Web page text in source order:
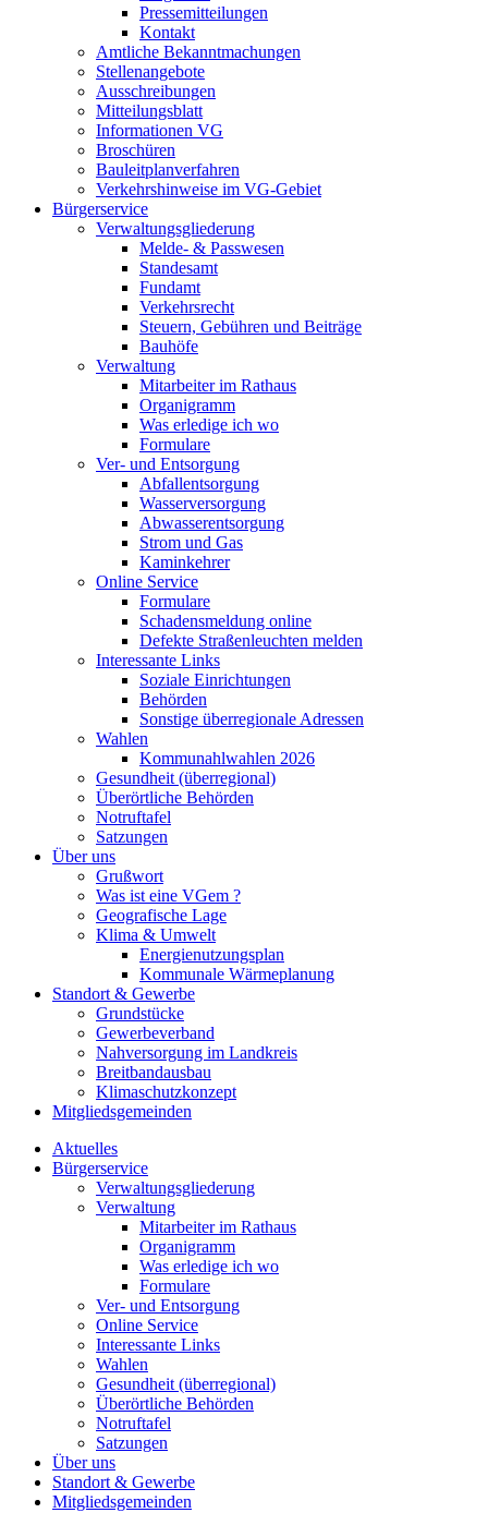
Pressemitteilungen
Kontakt
Amtliche Bekanntmachungen
Stellenangebote
Ausschreibungen
Mitteilungsblatt
Informationen VG
Broschüren
Bauleitplanverfahren
Verkehrshinweise im VG-Gebiet
Bürgerservice
Verwaltungsgliederung
Melde- & Passwesen
Standesamt
Fundamt
Verkehrsrecht
Steuern, Gebühren und Beiträge
Bauhöfe
Verwaltung
Mitarbeiter im Rathaus
Organigramm
Was erledige ich wo
Formulare
Ver- und Entsorgung
Abfallentsorgung
Wasserversorgung
Abwasserentsorgung
Strom und Gas
Kaminkehrer
Online Service
Formulare
Schadensmeldung online
Defekte Straßenleuchten melden
Interessante Links
Soziale Einrichtungen
Behörden
Sonstige überregionale Adressen
Wahlen
Kommunahlwahlen 2026
Gesundheit (überregional)
Überörtliche Behörden
Notruftafel
Satzungen
Über uns
Grußwort
Was ist eine VGem ?
Geografische Lage
Klima & Umwelt
Energienutzungsplan
Kommunale Wärmeplanung
Standort & Gewerbe
Grundstücke
Gewerbeverband
Nahversorgung im Landkreis
Breitbandausbau
Klimaschutzkonzept
Mitgliedsgemeinden
Aktuelles
Bürgerservice
Verwaltungsgliederung
Verwaltung
Mitarbeiter im Rathaus
Organigramm
Was erledige ich wo
Formulare
Ver- und Entsorgung
Online Service
Interessante Links
Wahlen
Gesundheit (überregional)
Überörtliche Behörden
Notruftafel
Satzungen
Über uns
Standort & Gewerbe
Mitgliedsgemeinden